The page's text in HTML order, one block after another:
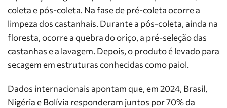
coleta e pós-coleta. Na fase de pré-coleta ocorre a
limpeza dos castanhais. Durante a pós-coleta, ainda na
floresta, ocorre a quebra do oriço, a pré-seleção das
castanhas e a lavagem. Depois, o produto é levado para
secagem em estruturas conhecidas como paiol.
Dados internacionais apontam que, em 2024, Brasil,
Nigéria e Bolívia responderam juntos por 70% da